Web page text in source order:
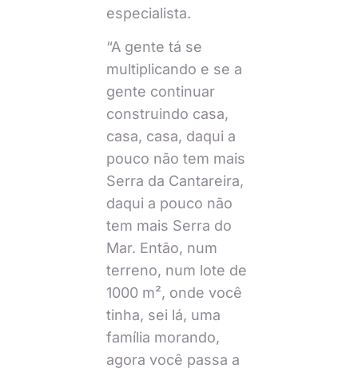
especialista.
“A gente tá se
multiplicando e se a
gente continuar
construindo casa,
casa, casa, daqui a
pouco não tem mais
Serra da Cantareira,
daqui a pouco não
tem mais Serra do
Mar. Então, num
terreno, num lote de
1000 m², onde você
tinha, sei lá, uma
família morando,
agora você passa a